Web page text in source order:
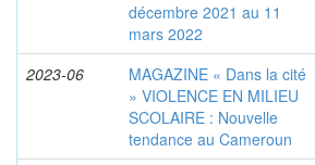
décembre 2021 au 11
mars 2022
2023-06
MAGAZINE « Dans la cité
» VIOLENCE EN MILIEU
SCOLAIRE : Nouvelle
tendance au Cameroun